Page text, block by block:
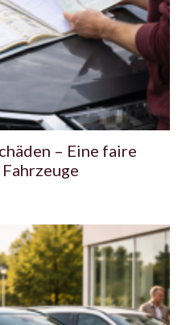
– Eine faire